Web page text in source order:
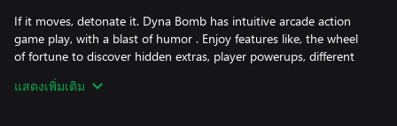
If it moves, detonate it. Dyna Bomb has intuitive arcade action
game play, with a blast of humor . Enjoy features like, the wheel
of fortune to discover hidden extras, player powerups, different
แสดงเพิ่มเติม